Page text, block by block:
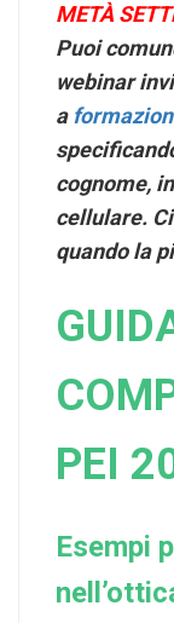
METÀ
Puoi
webinar
a
cognome,
cellulare.
quando la
PEI
Esempi